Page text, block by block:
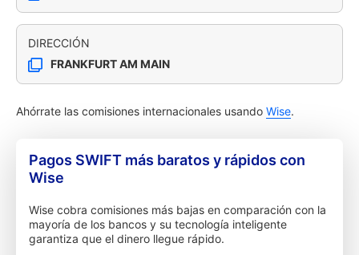
DIRECCIÓN
FRANKFURT AM MAIN
Ahórrate las comisiones internacionales usando Wise.
Pagos SWIFT más baratos y rápidos con
Wise
Wise cobra comisiones más bajas en comparación con la
mayoría de los bancos y su tecnología inteligente
garantiza que el dinero llegue rápido.